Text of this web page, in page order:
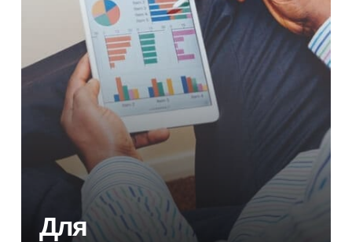
Для